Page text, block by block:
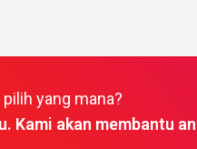
yang mana?
Kami akan membantu